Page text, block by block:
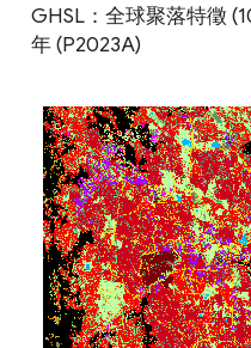
GHSL：全球聚落特徵
年 (P2023A)